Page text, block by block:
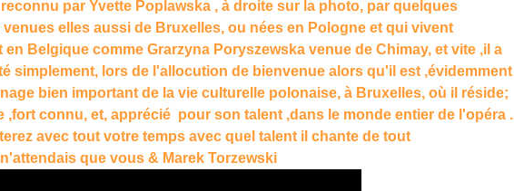
reconnu par Yvette Poplawska , à droite sur la photo, par quelques
elles aussi de Bruxelles, ou nées en Pologne et qui vivent
en Belgique comme Grarzyna Poryszewska venue de Chimay, et vite ,il a
simplement, lors de l'allocution de bienvenue alors qu'il est ,évidemment
bien important de la vie culturelle polonaise, à Bruxelles, où il réside;
,fort connu, et, apprécié pour son talent ,dans le monde entier de l'opéra .
avec tout votre temps avec quel talent il chante de tout
que vous & Marek Torzewski